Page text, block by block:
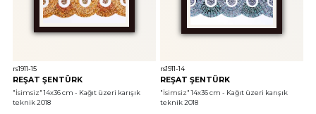
rs1911-15
REŞAT ŞENTÜRK
"İsimsiz" 14x36 cm - Kağıt üzeri karışık
teknik 2018
rs1911-14
REŞAT ŞENTÜRK
"İsimsiz" 14x36 cm - Kağıt üzeri karışık
teknik 2018